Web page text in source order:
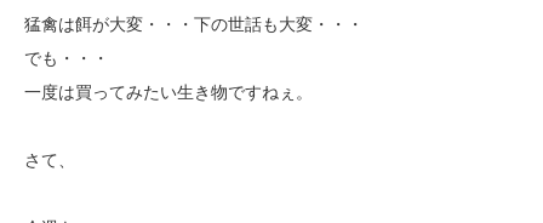
猛禽は餌が大変・・・下の世話も大変・・・
でも・・・
一度は買ってみたい生き物ですねぇ。
さて、